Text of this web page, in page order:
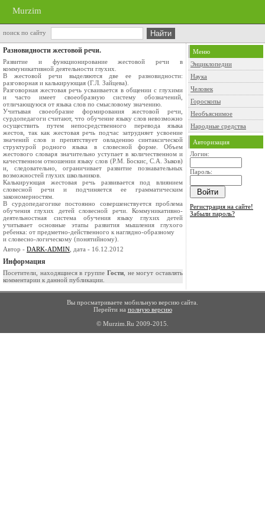
Murzim
поиск по сайту
Разновидности жестовой речи.
Развитие и функционирование жестовой речи в
коммуникативной деятельности глухих.
В жестовой речи выделяются две ее разновидности:
разговорная и калькирующая (Г.Л. Зайцева).
Разговорная жестовая речь усваивается в общении с глухими
и часто имеет своеобразную систему обозначений,
отличающуюся от языка слов по смысловому значению.
Учитывая своеобразие формирования жестовой речи,
сурдопедагоги считают, что обучение языку слов невозможно
осуществить путем непосредственного перевода языка
жестов, так как жестовая речь подчас затрудняет усвоение
значений слов и препятствует овладению синтаксической
структурой родного языка в словесной форме. Объем
жестового словаря значительно уступает в количественном и
качественном отношении языку слов (P.M. Боскис, С.А. Зыков)
и, следовательно, ограничивает развитие познавательных
возможностей глухих школьников.
Калькирующая жестовая речь развивается под влиянием
словесной речи и подчиняется ее грамматическим
закономерностям.
В сурдопедагогике постоянно совершенствуется проблема
обучения глухих детей словесной речи. Коммуникативно-
деятельностная система обучения языку глухих детей
учитывает основные этапы развития мышления глухого
ребенка: от предметно-действенного к наглядно-образному
и словесно-логическому (понятийному).
Автор - DARK-ADMIN , дата - 16.12.2012
Информация
Посетители, находящиеся в группе Гости, не могут оставлять
комментарии к данной публикации.
Меню
Энциклопедии
Наука
Человек
Гороскопы
Необъяснимое
Народные средства
Авторизация
Логин:
Пароль:
Регистрация на сайте!
Забыли пароль?
Вы просматриваете мобильную версию сайта.
Перейти на полную версию
© Murzim.Ru 2009-2015.